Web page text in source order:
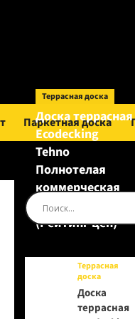
Паркетная доска
Террасная доска
Доска террасная
Ecodecking
Tehno
Полнотелая
коммерческая
Шоколад
(Рейтинг цен)
Террасная
доска
Доска
террасная